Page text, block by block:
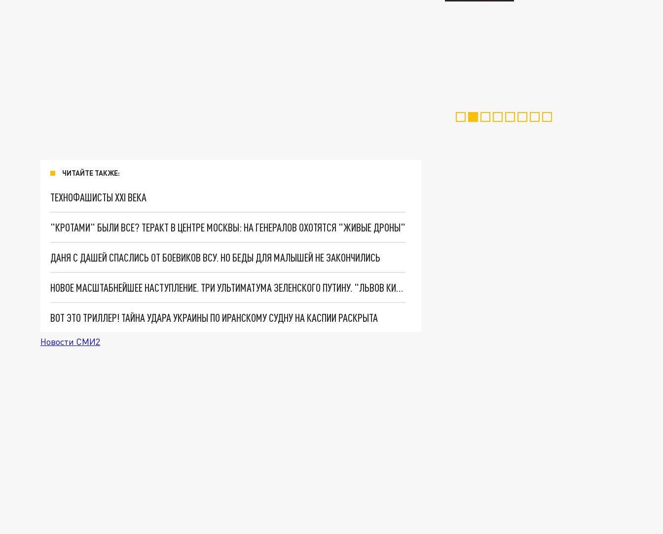
ЧИТАЙТЕ ТАКЖЕ:
ТЕХНОФАШИСТЫ XXI ВЕКА
"КРОТАМИ" БЫЛИ ВСЕ? ТЕРАКТ В ЦЕНТРЕ МОСКВЫ: НА ГЕНЕРАЛОВ ОХОТЯТСЯ "ЖИВЫЕ ДРОНЫ"
ДАНЯ С ДАШЕЙ СПАСЛИСЬ ОТ БОЕВИКОВ ВСУ. НО БЕДЫ ДЛЯ МАЛЫШЕЙ НЕ ЗАКОНЧИЛИСЬ
НОВОЕ МАСШТАБНЕЙШЕЕ НАСТУПЛЕНИЕ. ТРИ УЛЬТИМАТУМА ЗЕЛЕНСКОГО ПУТИНУ. "ЛЬВОВ КИМА" ПОСТАВЯТ НА ПВО? ГЛОБАЛЬНЫЙ ПРОРЫВ ПОД ЗАПОРОЖЬЕМ
ВОТ ЭТО ТРИЛЛЕР! ТАЙНА УДАРА УКРАИНЫ ПО ИРАНСКОМУ СУДНУ НА КАСПИИ РАСКРЫТА
Новости СМИ2